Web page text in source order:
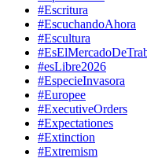
#Escritura
#EscuchandoAhora
#Escultura
#esLibre2026
#EspecieInvasora
#Europee
#ExecutiveOrders
#Expectationes
#Extinction
#Extremism